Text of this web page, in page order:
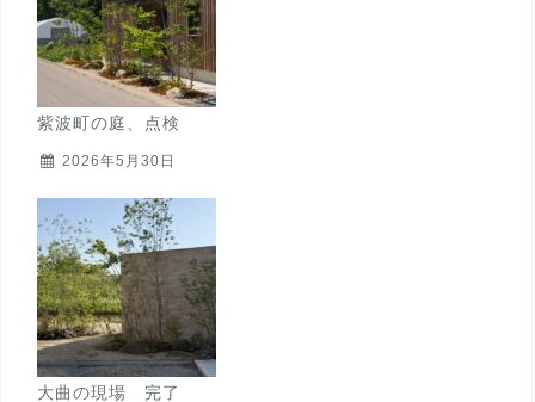
紫波町の庭、点検
2026年5月30日
大曲の現場 完了